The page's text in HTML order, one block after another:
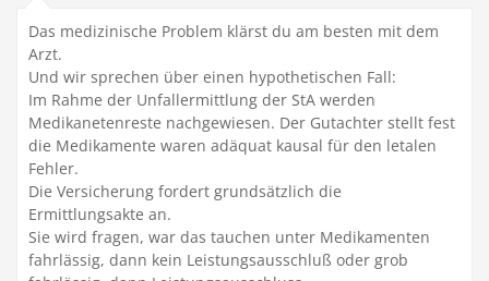
Das medizinische Problem klärst du am besten mit dem
Arzt.
Und wir sprechen über einen hypothetischen Fall:
Im Rahme der Unfallermittlung der StA werden
Medikanetenreste nachgewiesen. Der Gutachter stellt fest
die Medikamente waren adäquat kausal für den letalen
Fehler.
Die Versicherung fordert grundsätzlich die
Ermittlungsakte an.
Sie wird fragen, war das tauchen unter Medikamenten
fahrlässig, dann kein Leistungsausschluß oder grob